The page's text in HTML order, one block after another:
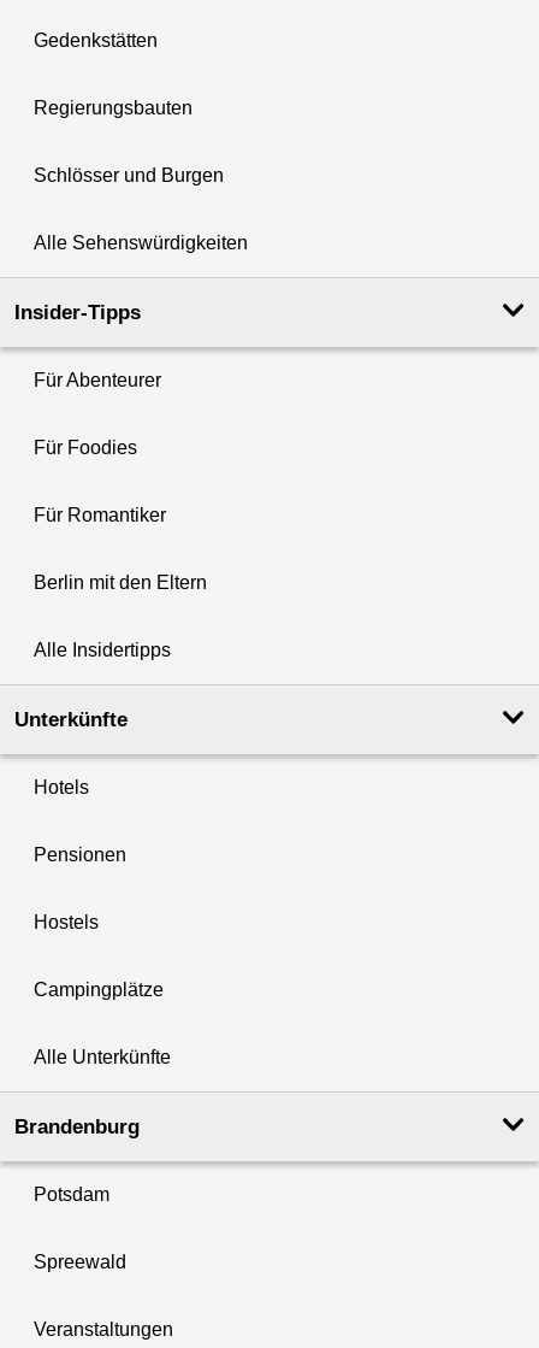
Gedenkstätten
Regierungsbauten
Schlösser und Burgen
Alle Sehenswürdigkeiten
Insider-Tipps
Für Abenteurer
Für Foodies
Für Romantiker
Berlin mit den Eltern
Alle Insidertipps
Unterkünfte
Hotels
Pensionen
Hostels
Campingplätze
Alle Unterkünfte
Brandenburg
Potsdam
Spreewald
Veranstaltungen